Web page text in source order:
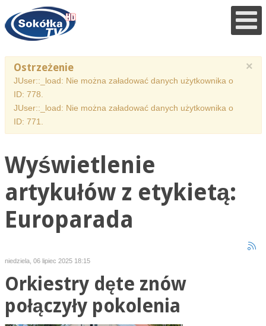
×
Ostrzeżenie
JUser::_load: Nie można załadować danych użytkownika o
ID: 778.
JUser::_load: Nie można załadować danych użytkownika o
ID: 771.
Wyświetlenie
artykułów z etykietą:
Europarada
niedziela, 06 lipiec 2025 18:15
Orkiestry dęte znów
połączyły pokolenia